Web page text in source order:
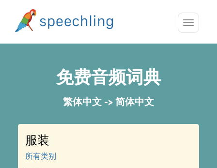
Toggle
免费音频词典
繁体中文 -> 简体中文
服装
所有类别